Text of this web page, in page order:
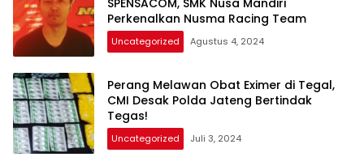
Perkenalkan Nusma Racing Team
Uncategorized Agustus 4, 2024
Perang Melawan Obat Eximer di Tegal,
CMI Desak Polda Jateng Bertindak
Tegas!
Uncategorized Juli 3, 2024